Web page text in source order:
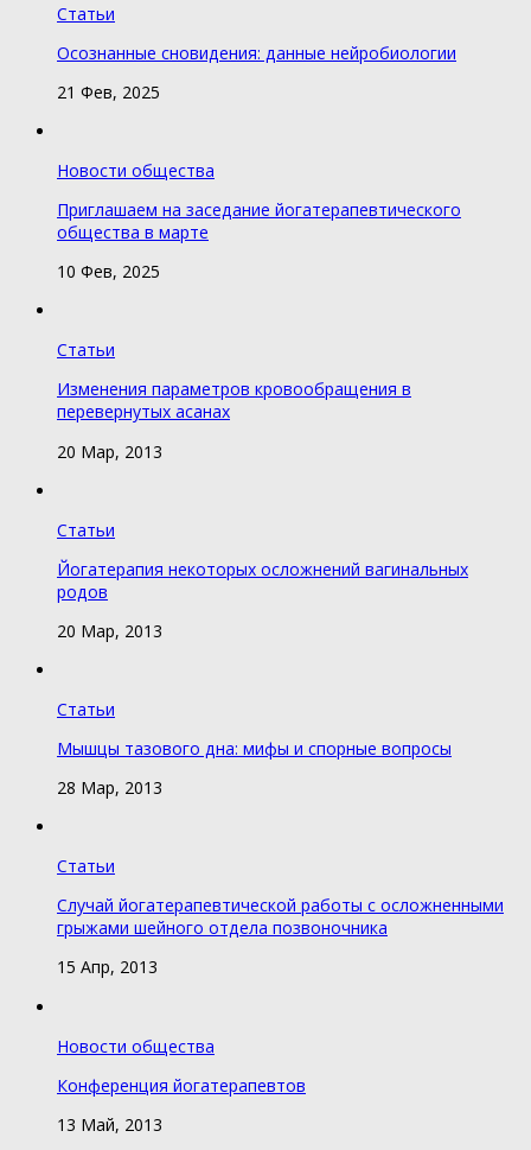
Статьи
Осознанные сновидения: данные нейробиологии
21 Фев, 2025
Новости общества
Приглашаем на заседание йогатерапевтического
общества в марте
10 Фев, 2025
Статьи
Изменения параметров кровообращения в
перевернутых асанах
20 Мар, 2013
Статьи
Йогатерапия некоторых осложнений вагинальных
родов
20 Мар, 2013
Статьи
Мышцы тазового дна: мифы и спорные вопросы
28 Мар, 2013
Статьи
Случай йогатерапевтической работы с осложненными
грыжами шейного отдела позвоночника
15 Апр, 2013
Новости общества
Конференция йогатерапевтов
13 Май, 2013